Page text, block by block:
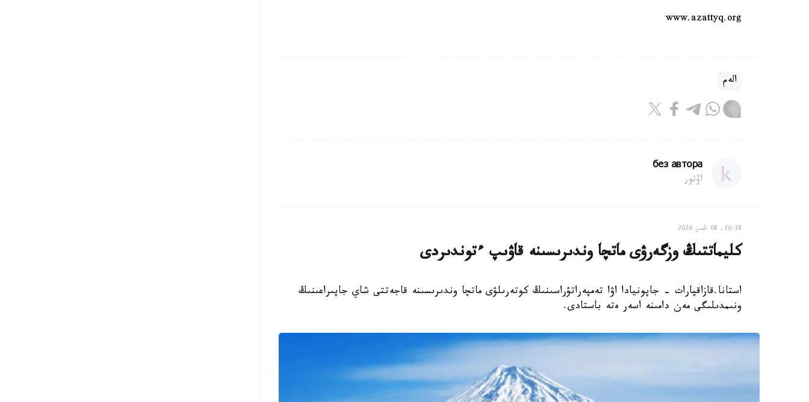
www.azattyq.org
الەم
без автора
اۆتور
16:18, 08 تامىز 2026
كليماتتىڭ وزگەرۋى ماتچا وندىرىسىنە قاۋىپ ءتوندىردى
استانا.قازاقپارات - جاپونيادا اۋا تەمپەراتۋراسىنىڭ كوتەرىلۋى ماتچا وندىرىسىنە قاجەتتى شاي جاپىراعىنىڭ
ونىمدىلىگى مەن دامىنە اسەر ەتە باستادى.